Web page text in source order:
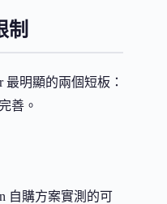
制
最明顯的兩個短板：
善。
自購方案實測的可